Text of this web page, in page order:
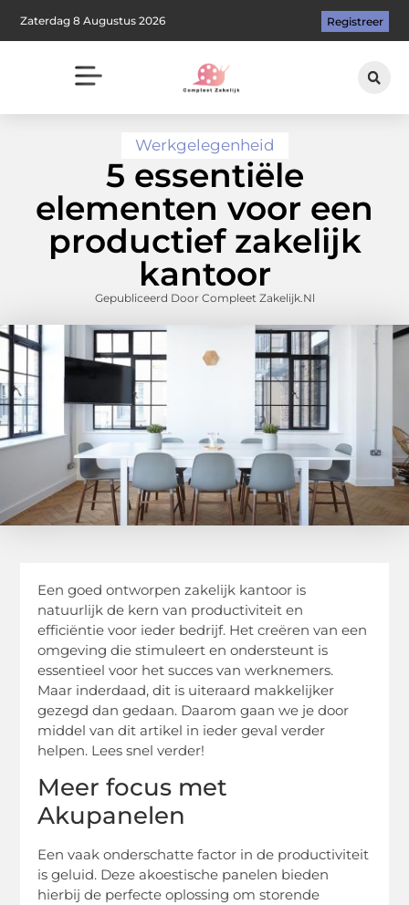
Zaterdag 8 Augustus 2026 Registreer
Werkgelegenheid
5 essentiële
elementen voor een
productief zakelijk
kantoor
Gepubliceerd Door Compleet Zakelijk.nl
Een goed ontworpen zakelijk kantoor is
natuurlijk de kern van productiviteit en
efficiëntie voor ieder bedrijf. Het creëren van een
omgeving die stimuleert en ondersteunt is
essentieel voor het succes van werknemers.
Maar inderdaad, dit is uiteraard makkelijker
gezegd dan gedaan. Daarom gaan we je door
middel van dit artikel in ieder geval verder
helpen. Lees snel verder!
Meer focus met
Akupanelen
Een vaak onderschatte factor in de productiviteit
is geluid. Deze akoestische panelen bieden
hierbij de perfecte oplossing om storende